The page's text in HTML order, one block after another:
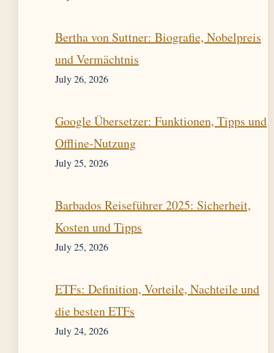
Bertha von Suttner: Biografie, Nobelpreis
und Vermächtnis
July 26, 2026
Google Übersetzer: Funktionen, Tipps und
Offline-Nutzung
July 25, 2026
Barbados Reiseführer 2025: Sicherheit,
Kosten und Tipps
July 25, 2026
ETFs: Definition, Vorteile, Nachteile und
die besten ETFs
July 24, 2026